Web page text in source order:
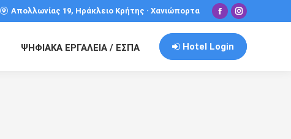
Απολλωνίας 19, Ηράκλειο Κρήτης · Χανιώπορτα
FacebookInstagram
ΨΗΦΙΑΚΑ ΕΡΓΑΛΕΙΑ / ΕΣΠΑ Hotel Login